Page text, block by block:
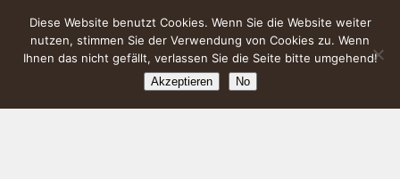
Diese Website benutzt Cookies. Wenn Sie die Website weiter
nutzen, stimmen Sie der Verwendung von Cookies zu. Wenn
Ihnen das nicht gefällt, verlassen Sie die Seite bitte umgehend!
Akzeptieren No